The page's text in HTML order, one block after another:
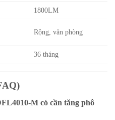
1800LM
Rộng, văn phòng
36 tháng
M có cần tăng phô